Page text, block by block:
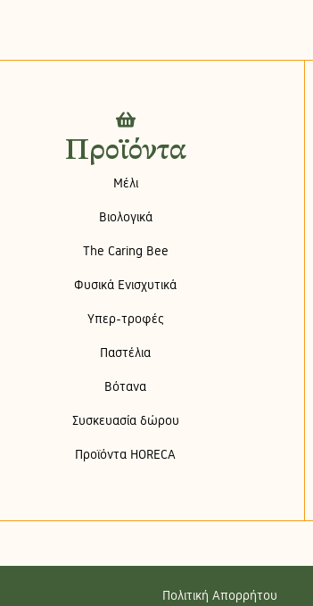
Προϊόντα
Μέλι
Βιολογικά
The Caring Bee
Φυσικά Ενισχυτικά
Υπερ-τροφές
Παστέλια
Βότανα
Συσκευασία δώρου
Προϊόντα HORECA
Πολιτική Απορρήτου